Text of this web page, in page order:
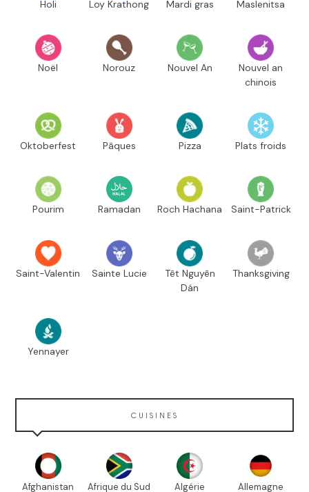
Holi Loy Krathong Mardi gras Maslenitsa
Noël Norouz Nouvel An
Nouvel an
chinois
Oktoberfest Pâques Pizza Plats froids
Pourim Ramadan Roch Hachana Saint-Patrick
Saint-Valentin Sainte Lucie
Têt Nguyên
Dán
Thanksgiving
Yennayer
CUISINES
Afghanistan Afrique du Sud Algérie Allemagne